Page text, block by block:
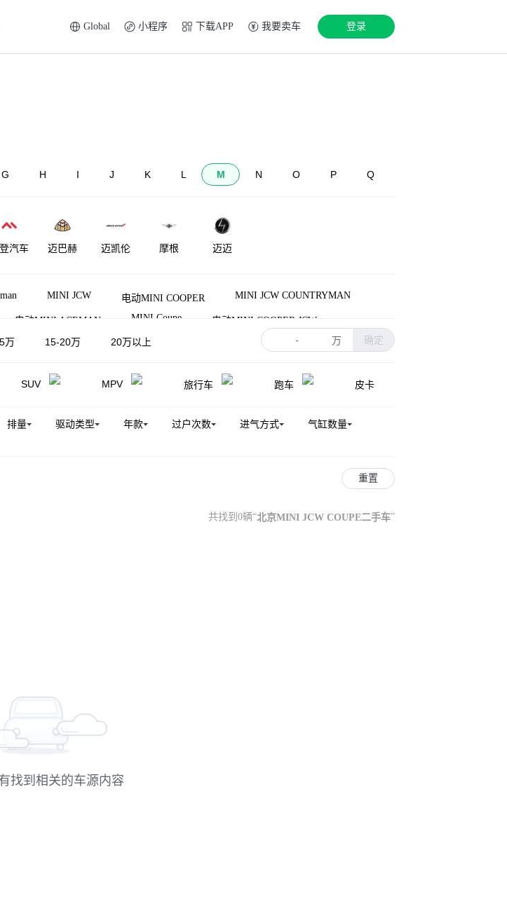
Global 小程序 下载APP 我要卖车 登录
G H I J K L M N O P
Q
汽车 迈巴赫 迈凯伦 摩根 迈迈
MINI JCW 电动MINI COOPER MINI JCW COUNTRYMAN
电动MINI ACEMAN MINI Coupe
电动MINI COOPER JCW
JCW MINI JCW COUPE
万 15-20万 20万以上 - 万 确定
SUV MPV 旅行车 跑车
皮卡
排量 驱动类型 年款 过户次数 进气方式
气缸数量
重置
共找到0辆“北京MINI JCW COUPE二手车”
找到相关的车源内容